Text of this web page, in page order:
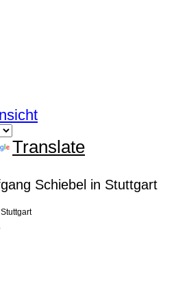
Translate
Schiebel in Stuttgart